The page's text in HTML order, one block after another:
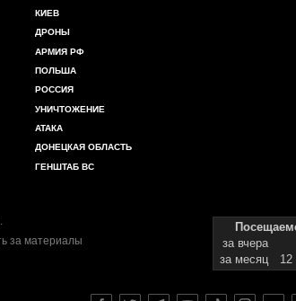
КИЕВ
ДРОНЫ
АРМИЯ РФ
ПОЛЬША
РОССИЯ
УНИЧТОЖЕНИЕ
АТАКА
ДОНЕЦКАЯ ОБЛАСТЬ
ГЕНШТАБ ВС
.
за материалы
за вчера
за месяц
12